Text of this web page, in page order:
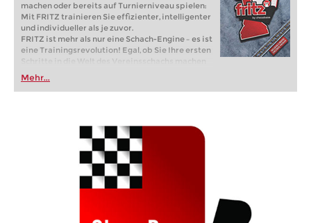
machen oder bereits auf Turnierniveau spielen:
Mit FRITZ trainieren Sie effizienter, intelligenter
und individueller als je zuvor.
FRITZ ist mehr als nur eine Schach-Engine – es ist
eine Trainingsrevolution! Egal, ob Sie Ihre ersten
Schritte in die Welt des Vereinsschachs machen
oder bereits auf Turnierniveau spielen: Mit
FRITZ trainieren Sie effizienter, intelligenter und
individueller als je zuvor.
Mehr...